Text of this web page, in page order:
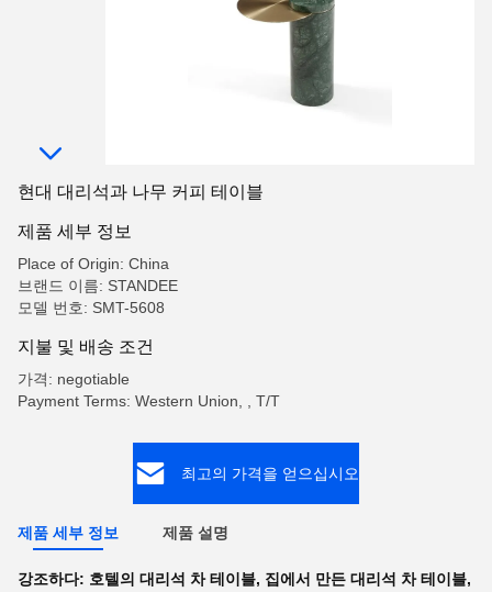
현대 대리석과 나무 커피 테이블
제품 세부 정보
Place of Origin: China
브랜드 이름: STANDEE
모델 번호: SMT-5608
지불 및 배송 조건
가격: negotiable
Payment Terms: Western Union, , T/T
최고의 가격을 얻으십시오
제품 세부 정보 제품 설명
강조하다: 호텔의 대리석 차 테이블, 집에서 만든 대리석 차 테이블,